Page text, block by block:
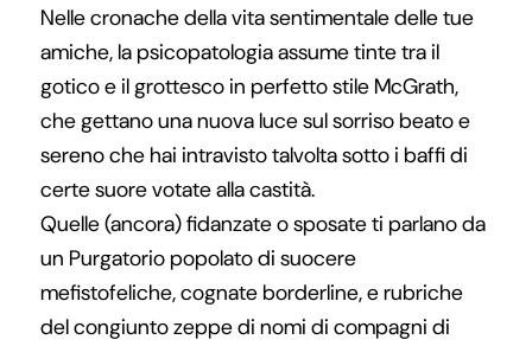
Nelle cronache della vita sentimentale delle tue
amiche, la psicopatologia assume tinte tra il
gotico e il grottesco in perfetto stile McGrath,
che gettano una nuova luce sul sorriso beato e
sereno che hai intravisto talvolta sotto i baffi di
certe suore votate alla castità.
Quelle (ancora) fidanzate o sposate ti parlano da
un Purgatorio popolato di suocere
mefistofeliche, cognate borderline, e rubriche
del congiunto zeppe di nomi di compagni di